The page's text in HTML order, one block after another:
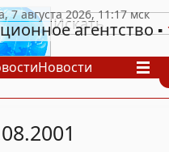
агентство
Новости